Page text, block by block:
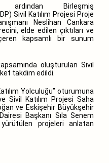
ardından Birleşmiş
Sivil Katılım Projesi Proje
Neslihan Cankara
elde edilen çıktıları ve
kapsamlı bir sunum
oluşturulan Sivil
takdim edildi.
Yolculuğu” oturumuna
Sivil Katılım Projesi Saha
ve Eskişehir Büyükşehir
Başkanı Sıla Senem
projeleri anlatan